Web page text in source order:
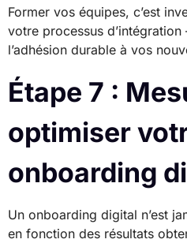
Former vos équipes, c’est
votre processus
l’adhésion durable à vos
Étape 7 :
optimiser
onboarding
Un onboarding digital n’est
en fonction des résultats